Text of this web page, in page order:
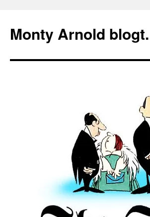
springen
Monty Arnold blogt.